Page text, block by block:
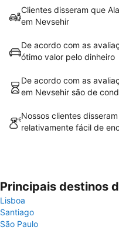
Clientes disseram que
em Nevsehir
De acordo com as
ótimo valor pelo dinheiro
De acordo com as
em Nevsehir são de
Nossos clientes
relativamente fácil de
Principais destinos
Lisboa
Santiago
São Paulo